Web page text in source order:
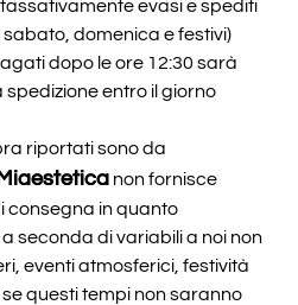
evasi e spediti
sabato, domenica e festivi)
dopo le ore 12:30 sarà
spedizione entro il giorno
riportati sono da
non fornisce
consegna in quanto
seconda di variabili a noi non
eventi atmosferici, festività
questi tempi non saranno